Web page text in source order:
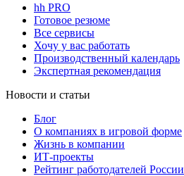
hh PRO
Готовое резюме
Все сервисы
Хочу у вас работать
Производственный календарь
Экспертная рекомендация
Новости и статьи
Блог
О компаниях в игровой форме
Жизнь в компании
ИТ-проекты
Рейтинг работодателей России